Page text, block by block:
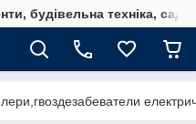
будівельна техніка,